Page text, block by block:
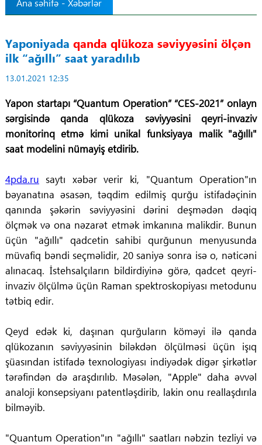
Ana səhifə - Xəbərlər
Yaponiyada qanda qlükoza səviyyəsini ölçən
ilk “ağıllı” saat yaradılıb
13.01.2021 12:35
Yapon startapı “Quantum Operation” “CES-2021” onlayn
sərgisində qanda qlükoza səviyyəsini qeyri-invaziv
monitorinq etmə kimi unikal funksiyaya malik "ağıllı"
saat modelini nümayiş etdirib.
4pda.ru saytı xəbər verir ki, "Quantum Operation"ın
bəyanatına əsasən, təqdim edilmiş qurğu istifadəçinin
qanında şəkərin səviyyəsini dərini deşmədən dəqiq
ölçmək və ona nəzarət etmək imkanına malikdir. Bunun
üçün "ağıllı" qadcetin sahibi qurğunun menyusunda
müvafiq bəndi seçməlidir, 20 saniyə sonra isə o, nəticəni
alınacaq. İstehsalçıların bildirdiyinə görə, qadcet qeyri-
invaziv ölçülmə üçün Raman spektroskopiyası metodunu
tətbiq edir.
Qeyd edək ki, daşınan qurğuların köməyi ilə qanda
qlükozanın səviyyəsinin biləkdən ölçülməsi üçün işıq
şüasından istifadə texnologiyası indiyədək digər şirkətlər
tərəfindən də araşdırılıb. Məsələn, "Apple" daha əvvəl
analoji konsepsiyanı patentləşdirib, lakin onu reallaşdırıla
bilməyib.
"Quantum Operation"ın "ağıllı" saatları nəbzin tezliyi və
Regionlar
Elanlar
Gündəm
Tibbi maarifləndirmə
COVID-19
ÜST